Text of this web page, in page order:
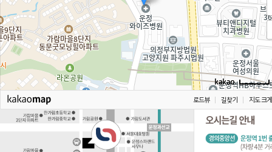
로드뷰 길찾기 지도 크